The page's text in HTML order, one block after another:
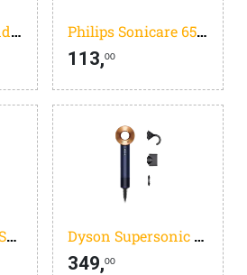
BaByliss Air Wand 3-in-1 Wet To Dry AS6550E Philips Sonicare 6500 Series HX7411/02
113,00
Braun Smart IPL Skin i-expert Pro 7 PL7211 Dyson Supersonic Straight + Wavy Prussian Blue
349,00